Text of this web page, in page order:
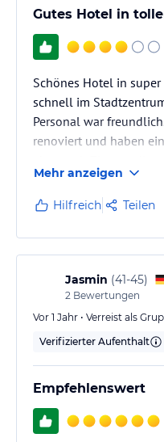
Gutes Hotel in
Schönes Hotel in
schnell im
Personal war
renoviert und haben
ausgestattet sind und
der Renovierung
Mehr anzeigen
Hilfreich Teilen
Jasmin (41-45)
2 Bewertungen
Vor 1 Jahr • Verreist als
Verifizierter Aufenthalt
Empfehlenswert